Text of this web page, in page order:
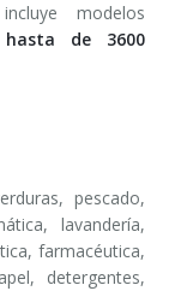
modelos
hasta de 3600
pescado,
lavandería,
farmacéutica,
detergentes,